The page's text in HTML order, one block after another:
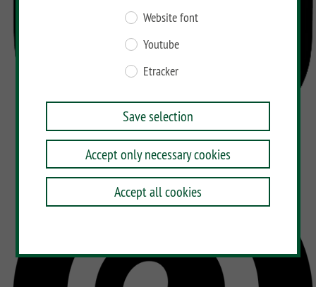
Website font
Youtube
Etracker
Save selection
Accept only necessary cookies
Accept all cookies